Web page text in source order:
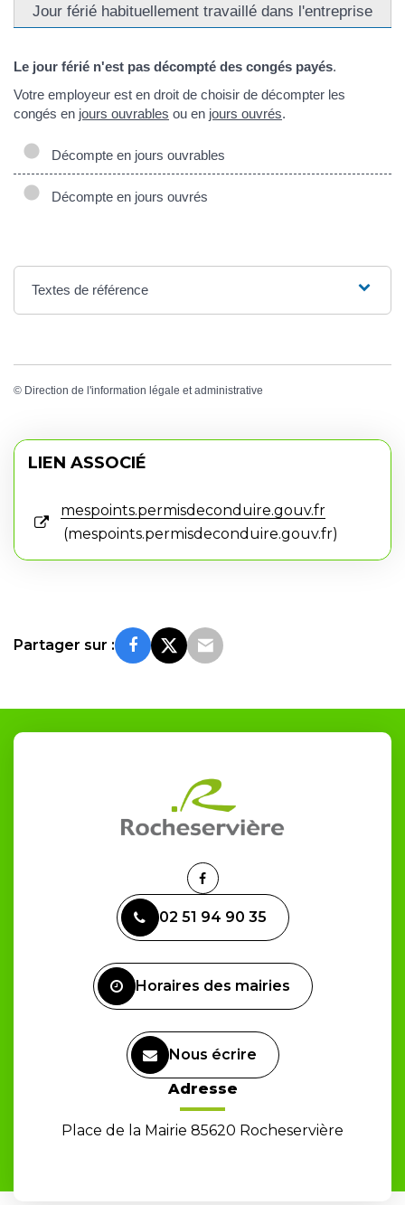
Jour férié habituellement travaillé dans l'entreprise
Le jour férié n'est pas décompté des congés payés.
Votre employeur est en droit de choisir de décompter les
congés en jours ouvrables ou en jours ouvrés.
Décompte en jours ouvrables
Décompte en jours ouvrés
Textes de référence
© Direction de l'information légale et administrative
LIEN ASSOCIÉ
mespoints.permisdeconduire.gouv.fr
mespoints.permisdeconduire.gouv.fr
Partager sur :
Lien
le
compte
02 51 94 90 35
Horaires des mairies
Nous écrire
Adresse
Place de la Mairie 85620 Rocheservière